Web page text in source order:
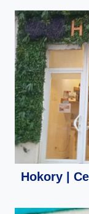
Hokory |